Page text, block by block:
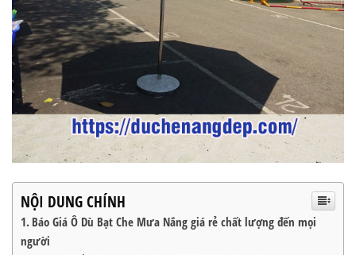
NỘI DUNG CHÍNH
Báo Giá Ô Dù Bạt Che Mưa Nắng giá rẻ chất lượng đến mọi
người